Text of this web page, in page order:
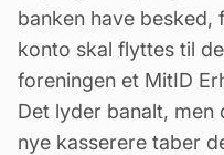
banken have besked,
konto skal flyttes til
foreningen et MitID
Det lyder banalt,
nye kasserere taber